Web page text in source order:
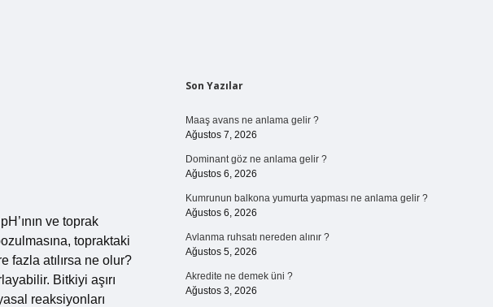
ve toprak
topraktaki
fazla atılırsa ne olur?
Bitkiyi aşırı
reaksiyonları
Sidebar
Son Yazılar
Maaş avans ne anlama gelir ?
Ağustos 7, 2026
Dominant göz ne anlama gelir ?
Ağustos 6, 2026
Kumrunun balkona yumurta yapması ne anlama gelir ?
Ağustos 6, 2026
Avlanma ruhsatı nereden alınır ?
Ağustos 5, 2026
Akredite ne demek üni ?
Ağustos 3, 2026